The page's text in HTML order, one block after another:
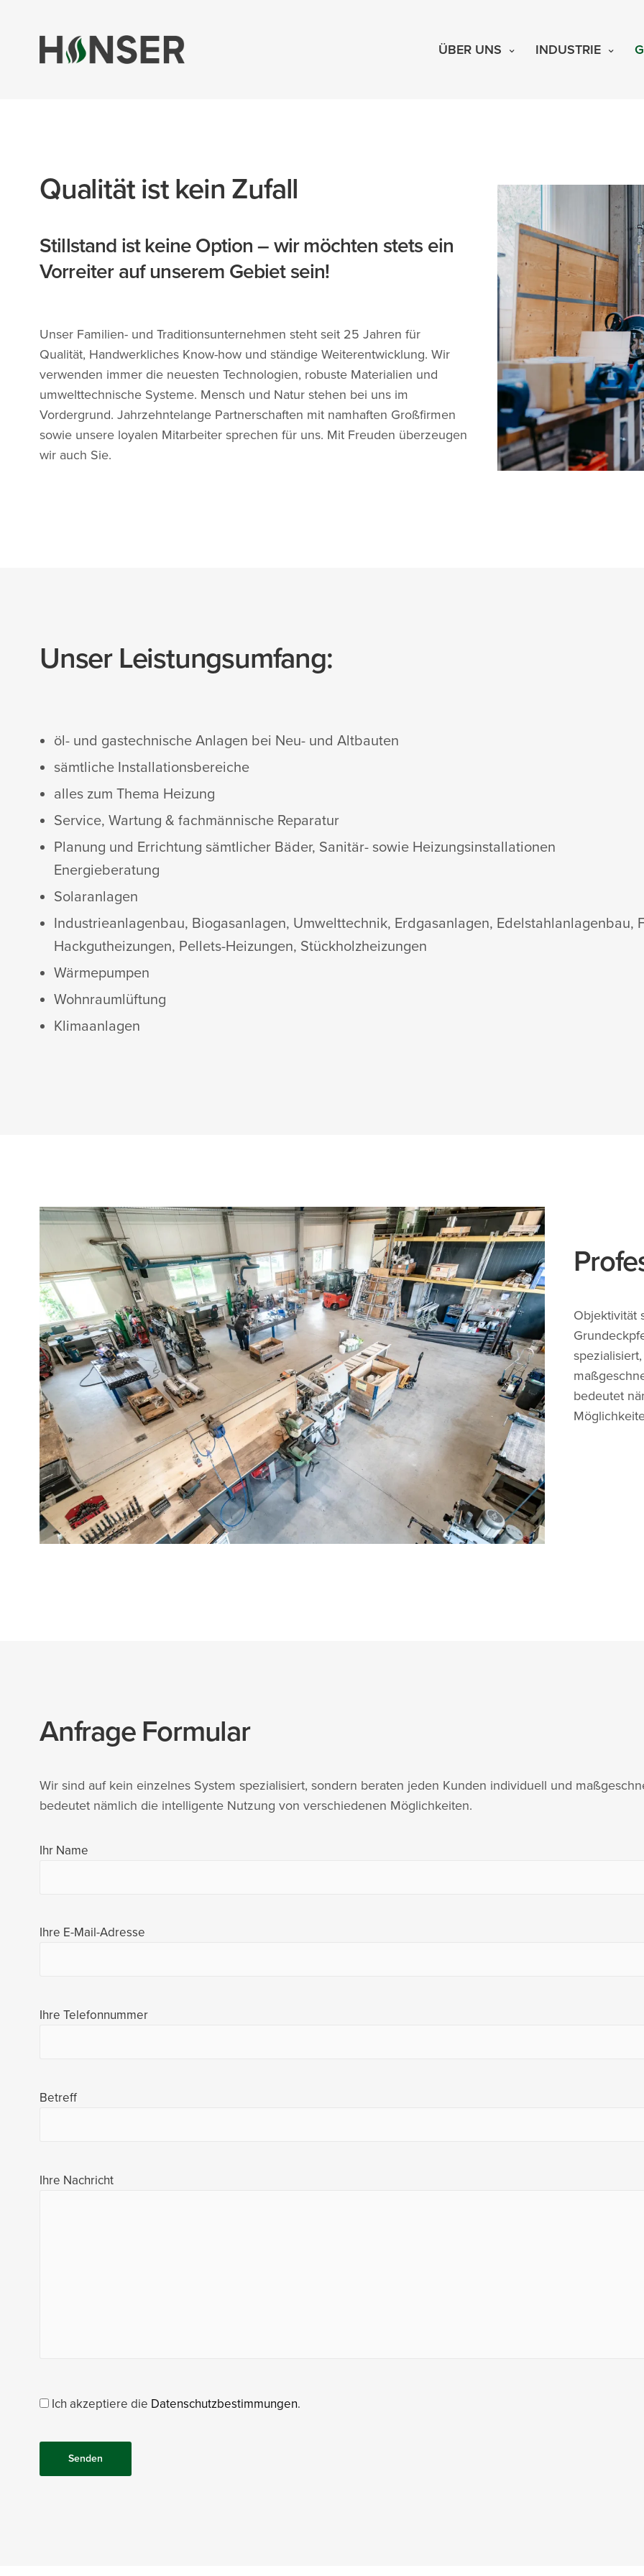
ÜBER UNS INDUSTRIE
Qualität ist kein Zufall
Stillstand ist keine Option – wir möchten stets ein
Vorreiter auf unserem Gebiet sein!
Unser Familien- und Traditionsunternehmen steht seit 25 Jahren für
Qualität, Handwerkliches Know-how und ständige Weiterentwicklung. Wir
verwenden immer die neuesten Technologien, robuste Materialien und
umwelttechnische Systeme. Mensch und Natur stehen bei uns im
Vordergrund. Jahrzehntelange Partnerschaften mit namhaften Großfirmen
sowie unsere loyalen Mitarbeiter sprechen für uns. Mit Freuden überzeugen
wir auch Sie.
Unser Leistungsumfang:
öl- und gastechnische Anlagen bei Neu- und Altbauten
sämtliche Installationsbereiche
alles zum Thema Heizung
Service, Wartung & fachmännische Reparatur
Planung und Errichtung sämtlicher Bäder, Sanitär- sowie Heizungsinstallationen
Energieberatung
Solaranlagen
Industrieanlagenbau, Biogasanlagen, Umwelttechnik, Erdgasanlagen, Edelstahlanlagenbau,
Hackgutheizungen, Pellets-Heizungen, Stückholzheizungen
Wärmepumpen
Wohnraumlüftung
Klimaanlagen
Objektivität
bedeutet
Anfrage Formular
Wir sind auf kein einzelnes System spezialisiert, sondern beraten jeden Kunden individuell und
bedeutet nämlich die intelligente Nutzung von verschiedenen Möglichkeiten.
Ihr Name
Ihre E-Mail-Adresse
Ihre Telefonnummer
Betreff
Ihre Nachricht
Ich akzeptiere die Datenschutzbestimmungen.